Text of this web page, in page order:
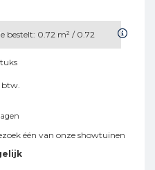
bestelt: 0.72 m² / 0.72
btw.
één van onze showtuinen